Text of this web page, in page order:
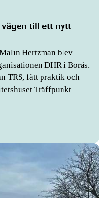
till ett nytt
Hertzman blev
DHR i Borås.
TRS, fått praktik och
Träffpunkt